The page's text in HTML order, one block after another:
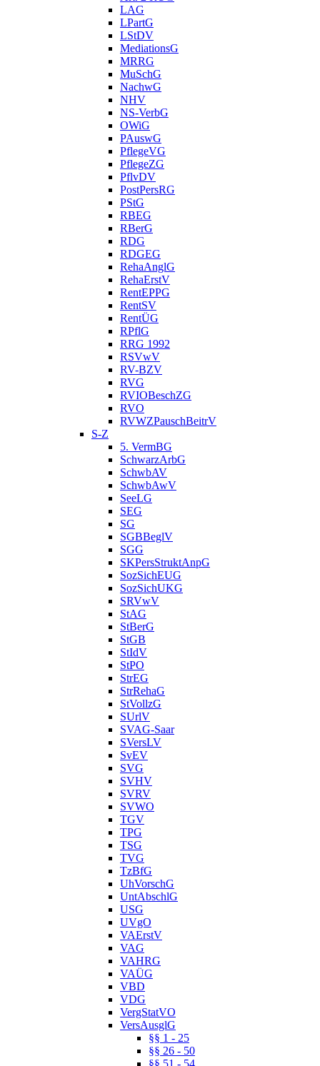
LAG
LPartG
LStDV
MediationsG
MRRG
MuSchG
NachwG
NHV
NS-VerbG
OWiG
PAuswG
PflegeVG
PflegeZG
PflvDV
PostPersRG
PStG
RBEG
RBerG
RDG
RDGEG
RehaAnglG
RehaErstV
RentEPPG
RentSV
RentÜG
RPflG
RRG 1992
RSVwV
RV-BZV
RVG
RVIOBeschZG
RVO
RVWZPauschBeitrV
S-Z
5. VermBG
SchwarzArbG
SchwbAV
SchwbAwV
SeeLG
SEG
SG
SGBBeglV
SGG
SKPersStruktAnpG
SozSichEUG
SozSichUKG
SRVwV
StAG
StBerG
StGB
StIdV
StPO
StrEG
StrRehaG
StVollzG
SUrlV
SVAG-Saar
SVersLV
SvEV
SVG
SVHV
SVRV
SVWO
TGV
TPG
TSG
TVG
TzBfG
UhVorschG
UntAbschlG
USG
UVgO
VAErstV
VAG
VAHRG
VAÜG
VBD
VDG
VergStatVO
VersAusglG
§§ 1 - 25
§§ 26 - 50
§§ 51 - 54